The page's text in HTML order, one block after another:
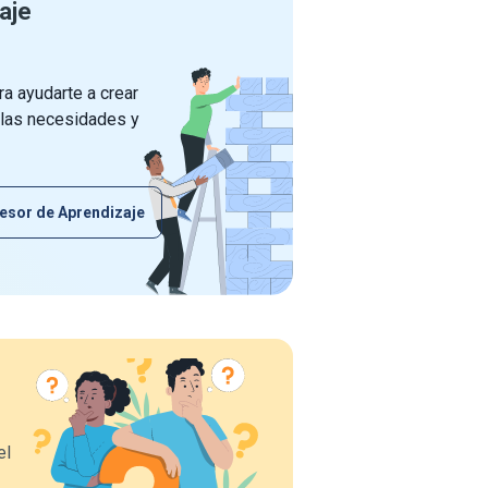
ayudarte a crear
necesidades y
de Aprendizaje